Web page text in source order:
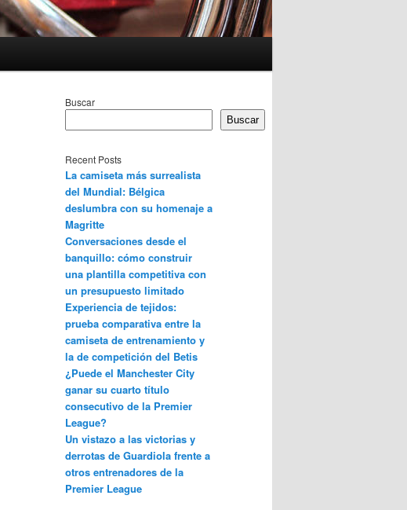
Buscar
Buscar
Recent Posts
La camiseta más surrealista
del Mundial: Bélgica
deslumbra con su homenaje a
Magritte
Conversaciones desde el
banquillo: cómo construir
una plantilla competitiva con
un presupuesto limitado
Experiencia de tejidos:
prueba comparativa entre la
camiseta de entrenamiento y
la de competición del Betis
¿Puede el Manchester City
ganar su cuarto título
consecutivo de la Premier
League?
Un vistazo a las victorias y
derrotas de Guardiola frente a
otros entrenadores de la
Premier League